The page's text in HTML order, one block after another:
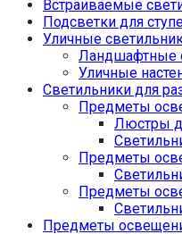
Встраиваемые
Подсветки для
Уличные
Ландшафтные
Уличные
Светильники для
Предметы
Люстры
Предметы
Предметы
Предметы